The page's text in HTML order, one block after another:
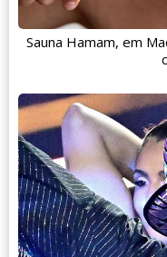
Sauna Hamam, em